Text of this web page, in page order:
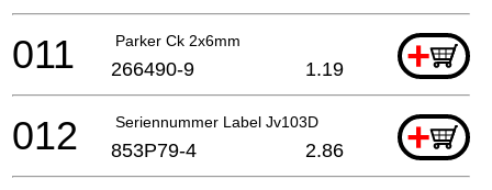
Parker Ck 2x6mm +
011 266490-9 1.19
Seriennummer Label Jv103D +
012 853P79-4 2.86